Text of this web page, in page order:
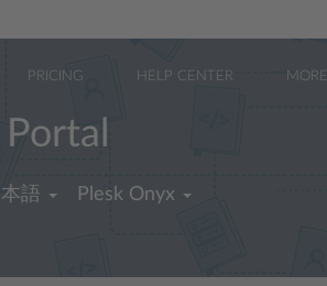
PRICING HELP CENTER MORE
語 Plesk Onyx